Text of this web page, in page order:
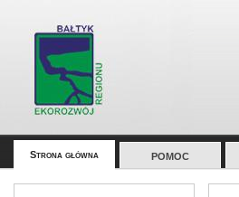
Strona główna POMOC